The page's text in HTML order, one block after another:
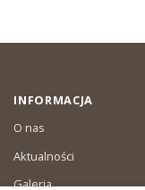
INFORMACJA
O nas
Aktualności
Galeria